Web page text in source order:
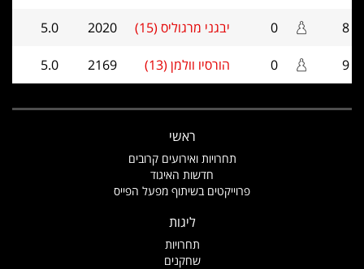
8
0 יבגני מרגוליס (15) 2020
5.0
9
0 הורסיו וולמן (13) 2169
5.0
ראשי
תחרויות ואירועים קרובים
חדשות האיגוד
פרוייקטים בשיתוף מפעל הפייס
ליגות
תחרויות
שחקנים